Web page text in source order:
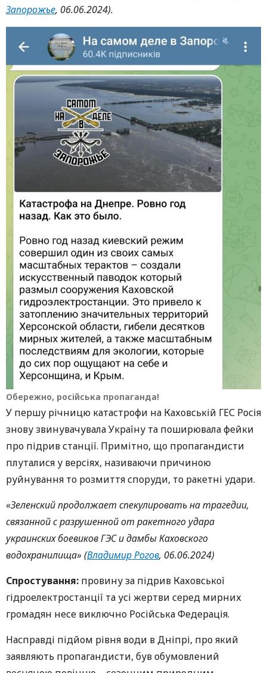
Запорожье, 06.06.2024).
Обережно, російська пропаганда!
У першу річницю катастрофи на Каховській ГЕС Росія
знову звинувачувала Україну та поширювала фейки
про підрив станції. Примітно, що пропагандисти
плуталися у версіях, називаючи причиною
руйнування то розмиття споруди, то ракетні удари.
«Зеленский продолжает спекулировать на трагедии,
связанной с разрушенной от ракетного удара
украинских боевиков ГЭС и дамбы Каховского
водохранилища» (Владимир Рогов, 06.06.2024)
Спростування: провину за підрив Каховської
гідроелектростанції та усі жертви серед мирних
громадян несе виключно Російська Федерація.
Насправді підйом рівня води в Дніпрі, про який
заявляють пропагандисти, був обумовлений